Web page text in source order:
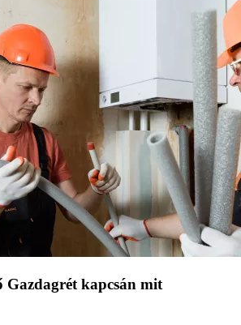
Gazdagrét kapcsán mit